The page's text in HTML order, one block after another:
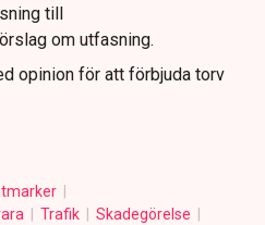
till
om utfasning.
opinion för att förbjuda torv
Trafik
Skadegörelse